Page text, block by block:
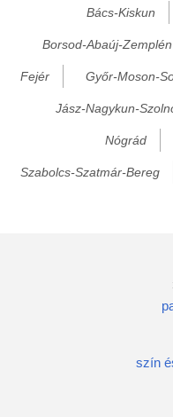
Hódmezővásárhely
Királyhegyes
Kistelek
Kiszombor
Kozármisleny
Bács-Kiskun
Borsod-Abaúj-Zemplén
Fejér Győr-Moson-
Jász-Nagykun-
Nógrád
Szabolcs-Szatmár-Bereg
szín